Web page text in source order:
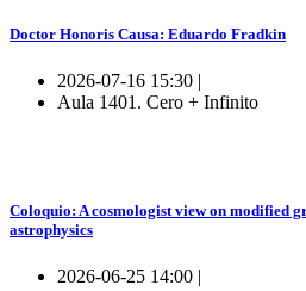
Doctor Honoris Causa: Eduardo Fradkin
2026-07-16 15:30 |
Aula 1401. Cero + Infinito
Coloquio: A cosmologist view on modified
astrophysics
2026-06-25 14:00 |